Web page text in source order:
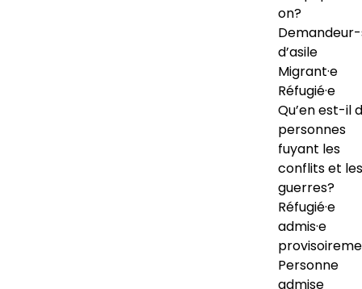
on?
d’asile
Migrant·e
Réfugié·e
Qu’en est-il
personnes
fuyant les
conflits et les
guerres?
Réfugié·e
admis·e
Personne
admise